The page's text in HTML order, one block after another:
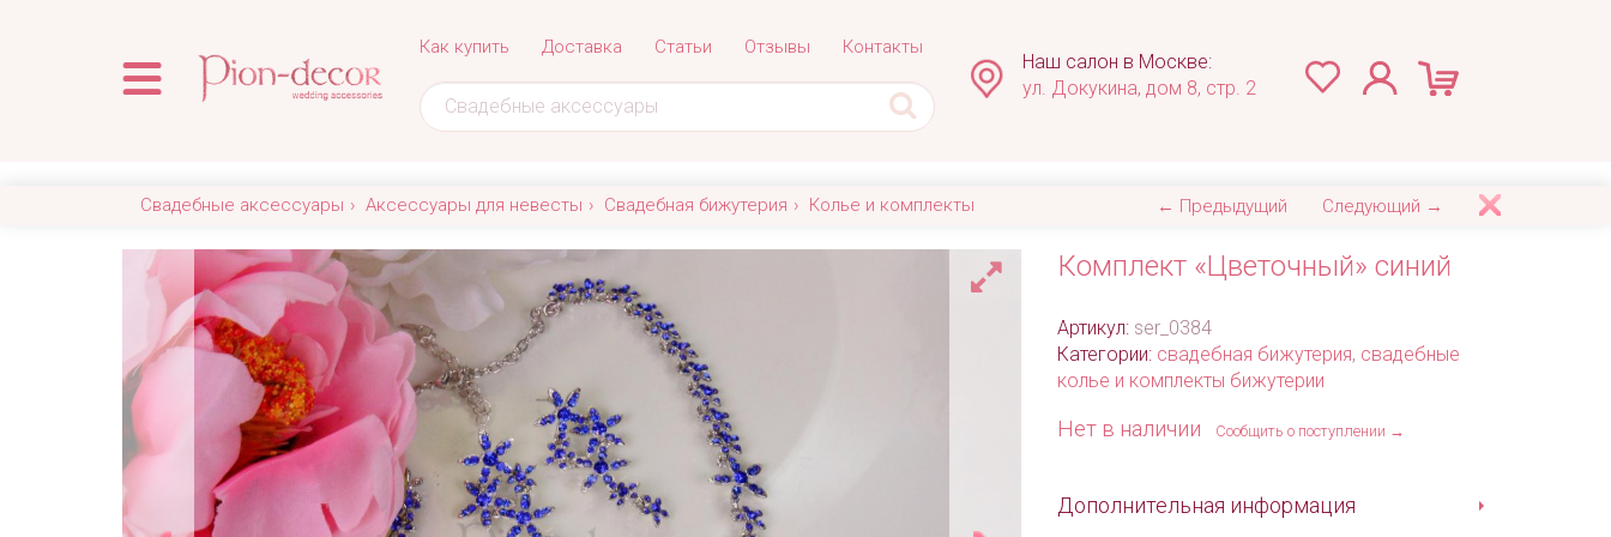
Как купить Доставка Статьи Отзывы Контакты
Наш салон в Москве:
ул. Докукина, дом 8, стр. 2
Свадебные аксессуары Аксессуары для невесты Свадебная бижутерия Колье и комплекты ← Предыдущий Следующий →
Комплект «Цветочный» синий
Артикул: ser_0384
Категории: свадебная бижутерия, свадебные
колье и комплекты бижутерии
Нет в наличии Сообщить о поступлении →
Дополнительная информация